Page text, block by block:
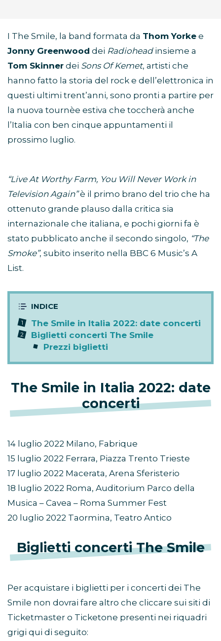
I The Smile, la band formata da Thom Yorke e
Jonny Greenwood dei Radioheadinsieme a
Tom Skinner dei Sons Of Kemet, artisti che
hanno fatto la storia del rock e dell’elettronica in
questi ultimi trent’anni, sono pronti a partire per
la nuova tournèe estiva che toccherà anche
l’Italia con ben cinque appuntamenti il
prossimo luglio.
“Live At Worthy Farm, You Will Never Work in
Television Again”è il primo brano del trio che ha
ottenuto grande plauso dalla critica sia
internazionale che italiana, e pochi giorni fa è
stato pubblicato anche il secondo singolo, “The
Smoke”, subito inserito nella BBC 6 Music’s A
List.
The Smile in Italia 2022: date concerti
Biglietti concerti The Smile
Prezzi biglietti
The Smile in Italia 2022: date
concerti
14 luglio 2022 Milano, Fabrique
15 luglio 2022 Ferrara, Piazza Trento Trieste
17 luglio 2022 Macerata, Arena Sferisterio
18 luglio 2022 Roma, Auditorium Parco della
Musica – Cavea – Roma Summer Fest
20 luglio 2022 Taormina, Teatro Antico
Biglietti concerti The Smile
Per acquistare i biglietti per i concerti dei The
Smile non dovrai fare altro che cliccare sui siti di
Ticketmaster o Ticketone presenti nei riquadri
grigi qui di seguito: